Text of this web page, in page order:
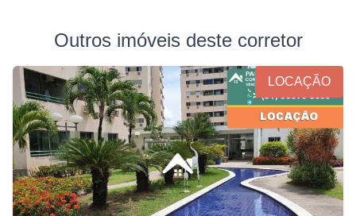
Outros imóveis deste corretor
LOCAÇÃO